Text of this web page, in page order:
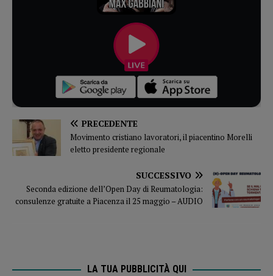
PRECEDENTE
Movimento cristiano lavoratori, il piacentino Morelli
eletto presidente regionale
SUCCESSIVO
Seconda edizione dell’Open Day di Reumatologia:
consulenze gratuite a Piacenza il 25 maggio – AUDIO
LA TUA PUBBLICITÀ QUI